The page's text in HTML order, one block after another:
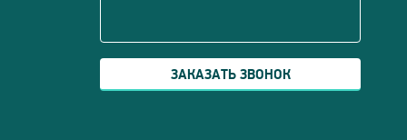
ЗАКАЗАТЬ ЗВОНОК